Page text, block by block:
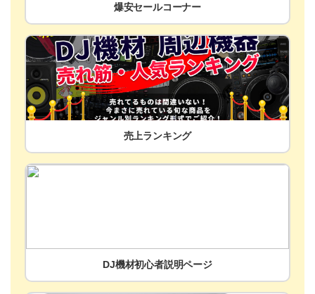
爆安セールコーナー
売上ランキング
DJ機材初心者説明ページ